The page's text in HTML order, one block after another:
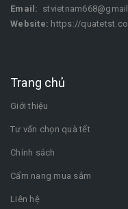
Email:
Website: https://
Trang chủ
Giới thiệu
Tư vấn chọn quà tết
Chính sách
Cẩm nang mua sắm
Liên hệ